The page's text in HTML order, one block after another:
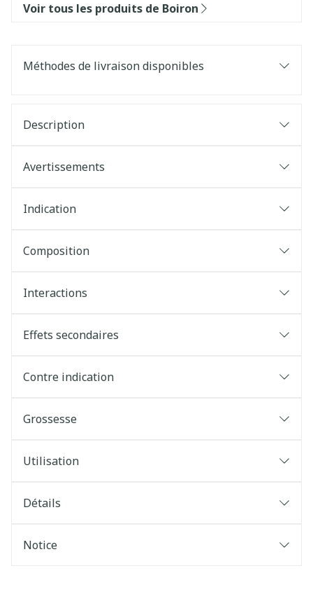
Voir tous les produits de Boiron
Méthodes de livraison disponibles
Description
Avertissements
Indication
Composition
Interactions
Effets secondaires
Contre indication
Grossesse
Utilisation
Détails
Notice